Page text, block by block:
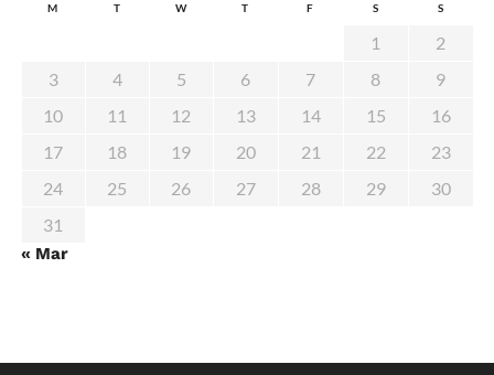
M T W T F S S
1
2
3
4 5 6 7 8
9
10
11 12 13 14 15
16
17
18 19 20 21 22
23
24
25 26 27 28 29
30
31
« Mar